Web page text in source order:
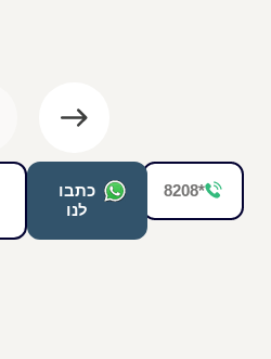
*8208
כתבו
לנו